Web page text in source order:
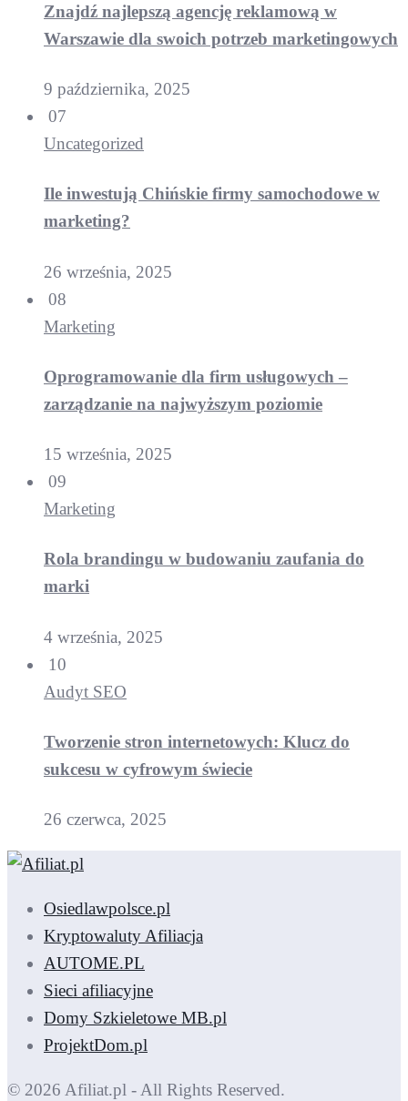
Znajdź najlepszą agencję reklamową w
Warszawie dla swoich potrzeb marketingowych
9 października, 2025
07
Uncategorized
Ile inwestują Chińskie firmy samochodowe w
marketing?
26 września, 2025
08
Marketing
Oprogramowanie dla firm usługowych –
zarządzanie na najwyższym poziomie
15 września, 2025
09
Marketing
Rola brandingu w budowaniu zaufania do
marki
4 września, 2025
10
Audyt SEO
Tworzenie stron internetowych: Klucz do
sukcesu w cyfrowym świecie
26 czerwca, 2025
Osiedlawpolsce.pl
Kryptowaluty Afiliacja
AUTOME.PL
Sieci afiliacyjne
Domy Szkieletowe MB.pl
ProjektDom.pl
© 2026 Afiliat.pl - All Rights Reserved.